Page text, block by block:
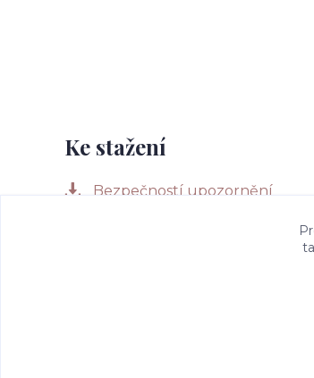
Ke stažení
Bezpečností upozornění